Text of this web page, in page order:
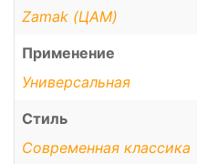
Zamak (ЦАМ)
Применение
Универсальная
Стиль
Современная классика